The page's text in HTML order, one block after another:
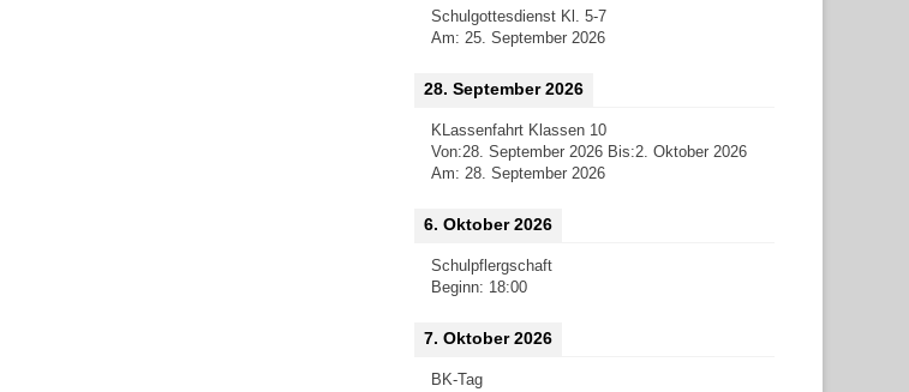
Schulgottesdienst Kl. 5-7
Am: 25. September 2026
28. September 2026
KLassenfahrt Klassen 10
Von:28. September 2026 Bis:2. Oktober 2026
Am: 28. September 2026
6. Oktober 2026
Schulpflergschaft
Beginn: 18:00
7. Oktober 2026
BK-Tag